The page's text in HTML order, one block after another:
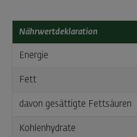
Nährwertdeklaration
Energie
Fett
davon gesättigte Fettsäuren
Kohlenhydrate